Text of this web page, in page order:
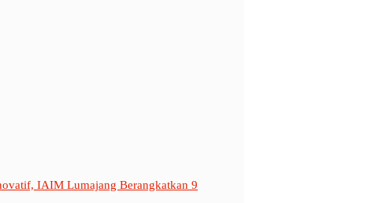
IAIM Lumajang Berangkatkan 9